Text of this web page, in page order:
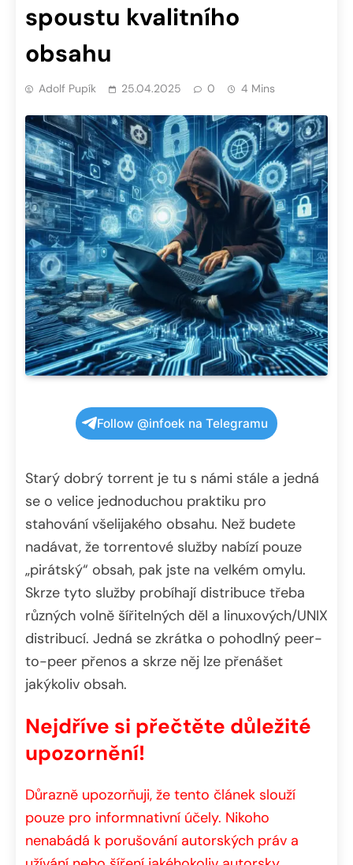
spoustu kvalitního
obsahu
Adolf Pupík 25.04.2025 0 4 Mins
Follow @infoek na Telegramu
Starý dobrý torrent je tu s námi stále a jedná
se o velice jednoduchou praktiku pro
stahování všelijakého obsahu. Než budete
nadávat, že torrentové služby nabízí pouze
„pirátský“ obsah, pak jste na velkém omylu.
Skrze tyto služby probíhají distribuce třeba
různých volně šířitelných děl a linuxových/UNIX
distribucí. Jedná se zkrátka o pohodlný peer-
to-peer přenos a skrze něj lze přenášet
jakýkoliv obsah.
Nejdříve si přečtěte důležité
upozornění!
Důrazně upozorňuji, že tento článek slouží
pouze pro informnativní účely. Nikoho
nenabádá k porušování autorských práv a